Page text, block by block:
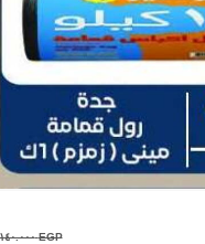
EGP ١٤٠.٠٠٠